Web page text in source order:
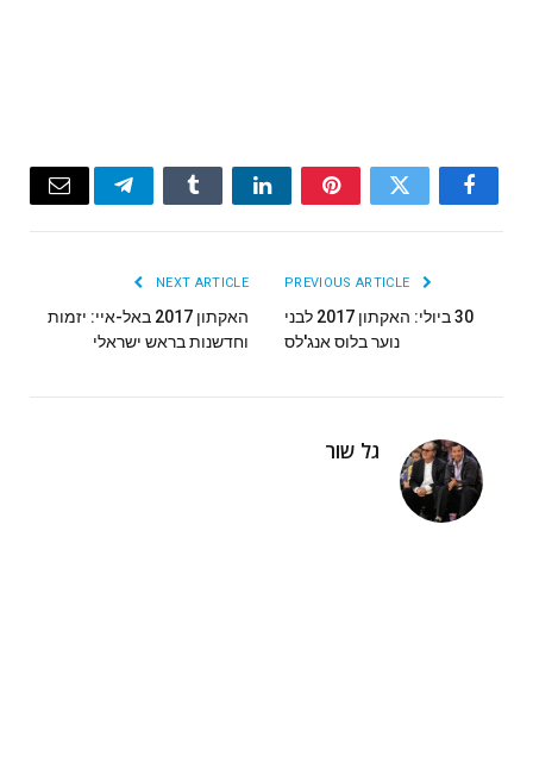
Facebook
Twitter
Pinterest
LinkedIn
Tumblr
Telegram
Email
30 ביולי: האקתון 2017 לבני
נוער בלוס אנג'לס
NEXT ARTICLE
האקתון 2017 באל-איי: יזמות
וחדשנות בראש ישראלי
גל שור